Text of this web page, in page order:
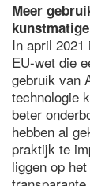
Meer
In april
EU-wet die
gebruik van
technologie
beter
hebben al
praktijk te
liggen op